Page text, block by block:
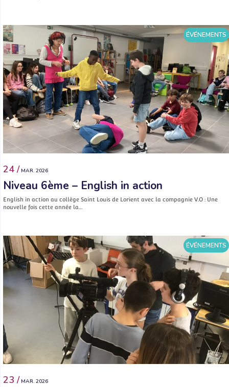
ÉVÉNEMENTS
24 / MAR. 2026
Niveau 6ème – English in action
English in action au collège Saint Louis de Lorient avec la compagnie V.O : Une
nouvelle fois cette année la…
ÉVÉNEMENTS
23 / MAR. 2026